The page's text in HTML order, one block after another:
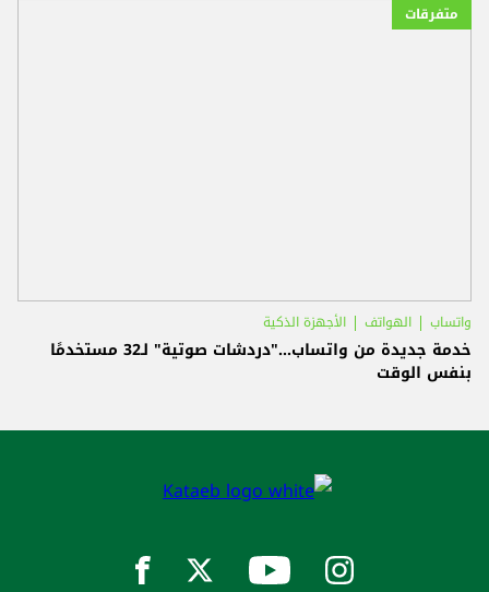
متفرقات
واتساب الهواتف الأجهزة الذكية
خدمة جديدة من واتساب..."دردشات صوتية" لـ32 مستخدمًا
بنفس الوقت